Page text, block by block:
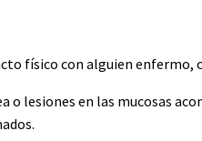
físico con alguien
o lesiones en las mucosas